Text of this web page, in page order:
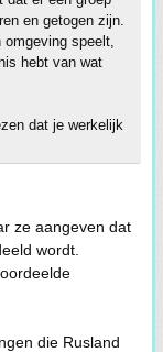
en getogen zijn.
speelt,
hebt van wat
dat je werkelijk
ze aangeven dat
wordt.
die Rusland